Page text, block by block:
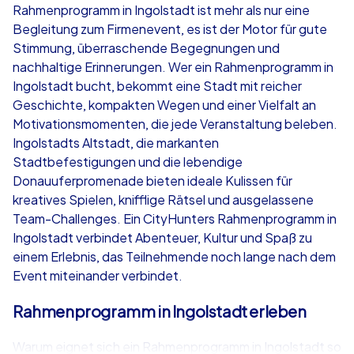
€49,99
iPad Tour
Ingolstadt
ab
Rahmenprogramm in Ingolstadt ist mehr als nur eine
Begleitung zum Firmenevent, es ist der Motor für gute
Stimmung, überraschende Begegnungen und
nachhaltige Erinnerungen. Wer ein Rahmenprogramm in
Ingolstadt bucht, bekommt eine Stadt mit reicher
Geschichte, kompakten Wegen und einer Vielfalt an
Motivationsmomenten, die jede Veranstaltung beleben.
Ingolstadts Altstadt, die markanten
Stadtbefestigungen und die lebendige
Donauuferpromenade bieten ideale Kulissen für
kreatives Spielen, knifflige Rätsel und ausgelassene
Team-Challenges. Ein CityHunters Rahmenprogramm in
Ingolstadt verbindet Abenteuer, Kultur und Spaß zu
einem Erlebnis, das Teilnehmende noch lange nach dem
Event miteinander verbindet.
Rahmenprogramm in Ingolstadt erleben
Warum eignet sich ein Rahmenprogramm in Ingolstadt so